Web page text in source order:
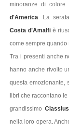
minoranze di
d'America . La
Costa d'Amalfiè
come sempre quando
Tra i presenti anche
hanno anche rivolto
questa emozionante,
libri che raccontano
grandissimo
nella loro opera.